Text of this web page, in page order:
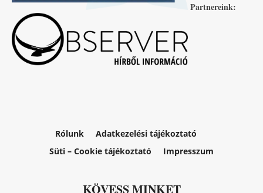
Partnereink:
Rólunk
Adatkezelési tájékoztató
Süti – Cookie tájékoztató
Impresszum
KÖVESS MINKET